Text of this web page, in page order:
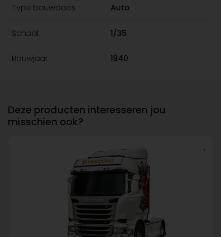
Type bouwdoos Auto
Schaal 1/35
Bouwjaar 1940
Deze producten interesseren jou
misschien ook?